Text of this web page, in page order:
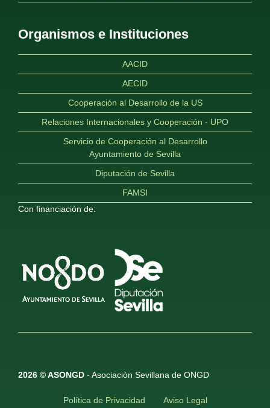
Organismos e Instituciones
AACID
AECID
Cooperación al Desarrollo de la US
Relaciones Internacionales y Cooperación - UPO
Servicio de Cooperación al Desarrollo
Ayuntamiento de Sevilla
Diputación de Sevilla
FAMSI
Con financiación de:
2026 © ASONGD - Asociación Sevillana de ONGD
Política de Privacidad Aviso Legal